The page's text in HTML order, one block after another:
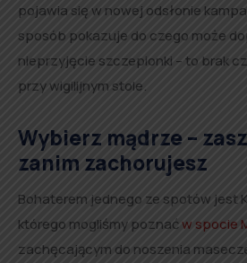
pojawia się w nowej odsłonie
sposób pokazuje do czego może
nieprzyjęcie szczepionki – to brak
przy wigilijnym stole.
Wybierz mądrze –
zanim zachorujesz
Bohaterem jednego ze spotów jest
którego mogliśmy poznaćw spocie
zachęcającym do noszenia